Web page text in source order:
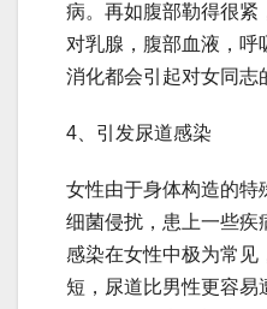
病。再如腹部勒得很紧
对乳腺，腹部血液，呼
消化都会引起对女同志
4、引发尿道感染
女性由于身体构造的特
细菌侵扰，患上一些疾
感染在女性中极为常见
短，尿道比男性更容易